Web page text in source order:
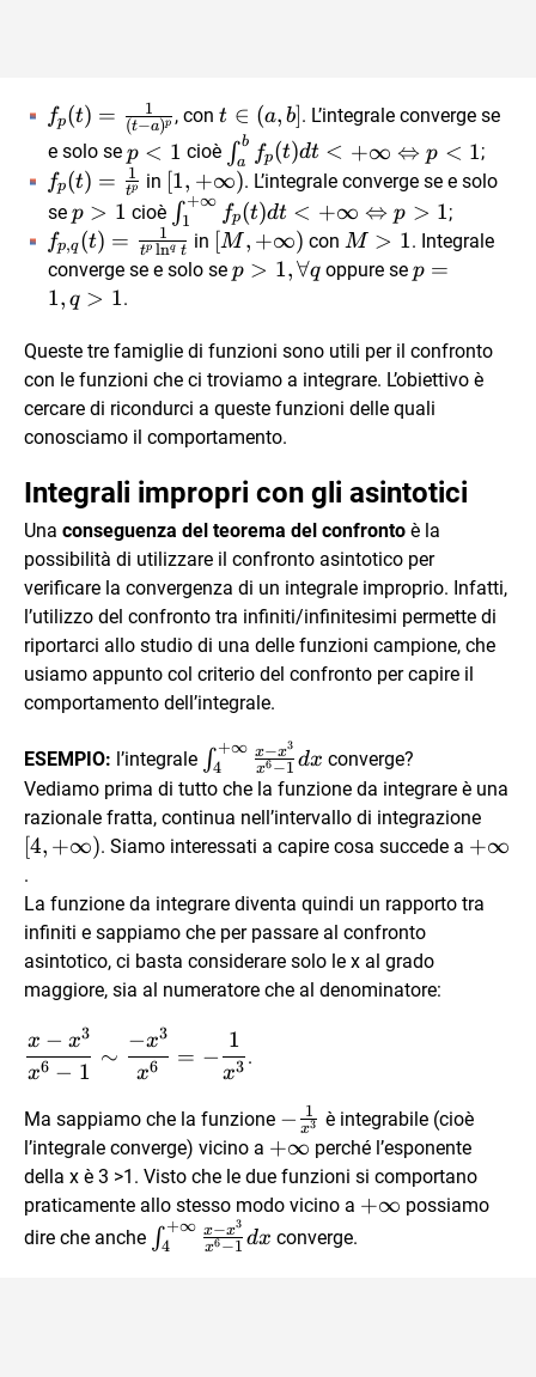
f_{p}
(t)=\frac{1}
{(t-a)^{p}}
fp(t) = (t−a)p
1 , cont\in
(a,b]
t ∈ (a, b]. L’integrale converge se
e solo se p<1
p < 1 cioè \int_{a}^{b}f_{p}
(t)dt< +\infty
\Leftrightarrow
p<1
∫a
b
fp(t)dt < +∞ ⇔ p < 1;
f_{p}
(t)=\frac{1}
{t^p}
fp(t) = tp
1 in [1,+\infty)
[1, +∞). L’integrale converge se e solo
se p>1
p > 1 cioè \int_{1}^{+\infty}f_{p}
(t)dt< +\infty
\Leftrightarrow p>1
∫1
+∞
fp(t)dt < +∞ ⇔ p > 1;
f_{p,q}
(t)=\frac{1}
{t^p\ln^{q}t}
fp,q (t) = tp lnq t
1 in [M,+\infty)
[M , +∞) con M>1
M > 1. Integrale
converge se e solo se p>1,
p > 1,∀qoppure se p=1,
p =
1, q > 1.
Queste tre famiglie di funzioni sono utili per il confronto
con le funzioni che ci troviamo a integrare. L’obiettivo è
cercare di ricondurci a queste funzioni delle quali
conosciamo il comportamento.
Integrali impropri con gli asintotici
Una conseguenza del teorema del confronto è la
possibilità di utilizzare il confronto asintotico per
verificare la convergenza di un integrale improprio. Infatti,
l’utilizzo del confronto tra infiniti/infinitesimi permette di
riportarci allo studio di una delle funzioni campione, che
usiamo appunto col criterio del confronto per capire il
comportamento dell’integrale.
ESEMPIO: l’integrale \int_{4}^{+\infty}\frac{x-
x^3}{x^6-1}dx
∫4
+∞
x6−1
x−x3
dx converge?
Vediamo prima di tutto che la funzione da integrare è una
razionale fratta, continua nell’intervallo di integrazione
[4, +∞). Siamo interessati a capire cosa succede a +∞
.
La funzione da integrare diventa quindi un rapporto tra
infiniti e sappiamo che per passare al confronto
asintotico, ci basta considerare solo le x al grado
maggiore, sia al numeratore che al denominatore:
\dfrac{x-
x^3}
\sim
\dfrac{-
x^3}
{x^6}=-
\dfrac{1}
x6 − 1
x − x3
∼
x6
−x3
= −
x3
1
.
Ma sappiamo che la funzione -
\frac{1}
{x^3}
− x3
1
è integrabile (cioè
l’integrale converge) vicino a +\infty
+∞ perché l’esponente
della x è 3 >1. Visto che le due funzioni si comportano
praticamente allo stesso modo vicino a +\infty
+∞ possiamo
dire che anche \int_{4}^{+\infty}\frac{x-
x^3}{x^6-1}dx
∫4
+∞
x6−1
x−x3
dx converge.